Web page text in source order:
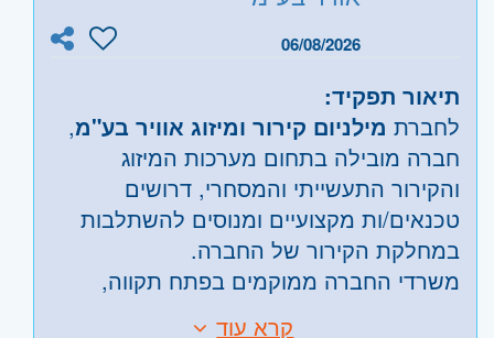
שעות עבודה:
ימים א'–ה': 07:00 –
שכר:שכר גלובלי מעולה
למתאימים/ות.
אופי העבודה: סביבת עבודה צעירה,
דינמית ותומכת.
- תל אביב, פתח תקווה, רמת גן
וגבעתיים, בקעת אונו וגבעת שמואל, חולון
שרון- חדרה וזכרון יעקב, נתניה ועמק חפר,
רעננה, כפר סבא והוד השרון, ראש העין,
הרצליה ורמת השרון
06/08/2026
תיאור תפקיד:
לחברת מילניום קירור ומיזוג אוויר בע"מ,
חברה מובילה בתחום מערכות המיזוג
והקירור התעשייתי והמסחרי, דרושים
טכנאים/ות מקצועיים ומנוסים להשתלבות
במחלקת הקירור של החברה.
משרדי החברה ממוקמים בפתח תקווה,
קרא עוד